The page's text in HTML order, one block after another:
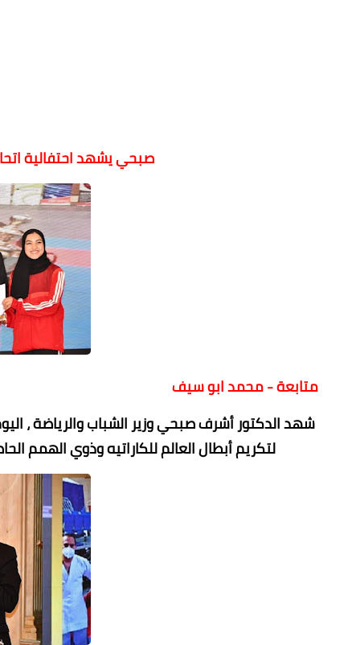
صبحي يشهد احتفالية اتحاد
متابعة - محمد ابو سيف
شهد الدكتور أشرف صبحي وزير الشباب والرياضة ،
لتكريم أبطال العالم للكاراتيه وذوي الهمم